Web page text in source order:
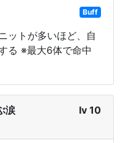
Buff
ットが多いほど、自
る ※最大6体で命中
涙 lv 10